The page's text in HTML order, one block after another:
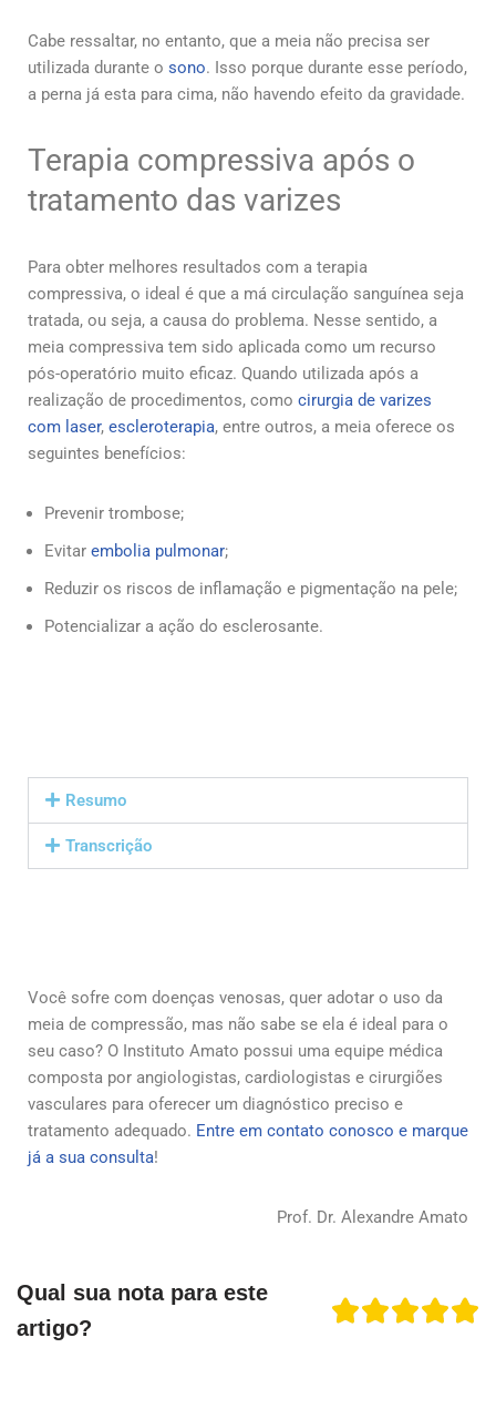
Cabe ressaltar, no entanto, que a meia não precisa ser
utilizada durante o sono. Isso porque durante esse período,
a perna já esta para cima, não havendo efeito da gravidade.
Terapia compressiva após o
tratamento das varizes
Para obter melhores resultados com a terapia
compressiva, o ideal é que a má circulação sanguínea seja
tratada, ou seja, a causa do problema. Nesse sentido, a
meia compressiva tem sido aplicada como um recurso
pós-operatório muito eficaz. Quando utilizada após a
realização de procedimentos, como cirurgia de varizes
com laser, escleroterapia, entre outros, a meia oferece os
seguintes benefícios:
Prevenir trombose;
Evitar embolia pulmonar;
Reduzir os riscos de inflamação e pigmentação na pele;
Potencializar a ação do esclerosante.
Resumo
Transcrição
Você sofre com doenças venosas, quer adotar o uso da
meia de compressão, mas não sabe se ela é ideal para o
seu caso? O Instituto Amato possui uma equipe médica
composta por angiologistas, cardiologistas e cirurgiões
vasculares para oferecer um diagnóstico preciso e
tratamento adequado. Entre em contato conosco e marque
já a sua consulta!
Prof. Dr. Alexandre Amato
Qual sua nota para este
artigo?